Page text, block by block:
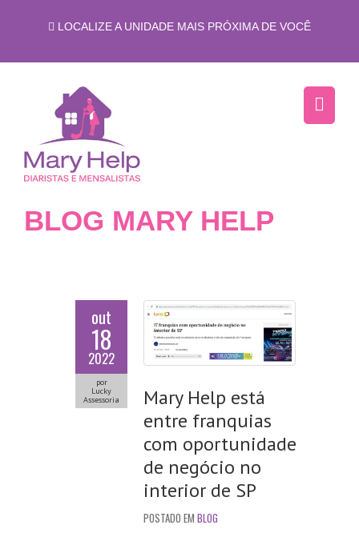
LOCALIZE A UNIDADE MAIS PRÓXIMA DE VOCÊ
BLOG MARY HELP
out
18
2022
por
Lucky
Assessoria
Mary Help está
entre franquias
com oportunidade
de negócio no
interior de SP
POSTADO EM BLOG